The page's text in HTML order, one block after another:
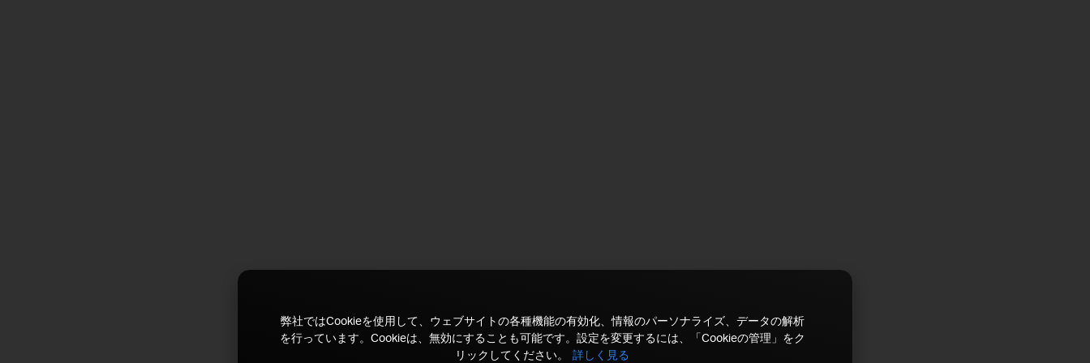
弊社ではCookieを使用して、ウェブサイトの各種機能の有効化、情報のパーソナライズ、データの解析
を行っています。Cookieは、無効にすることも可能です。設定を変更するには、「Cookieの管理」をク
リックしてください。
詳しく見る